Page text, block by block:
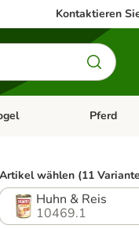
Kontaktieren
Menü öffnen: Fisch
Kategorie-
Pferd
Artikel wählen (11
Huhn & Reis
10469.1